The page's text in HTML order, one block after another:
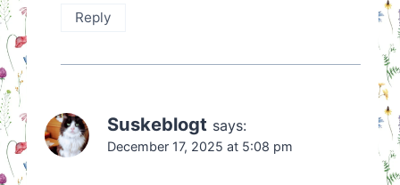
Reply
Suskeblogt says:
December 17, 2025 at 5:08 pm